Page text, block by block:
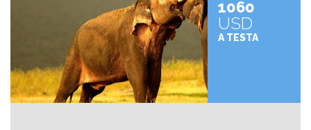
1060
USD
A TESTA